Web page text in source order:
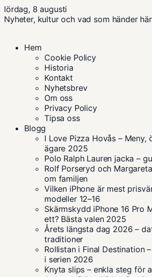
lördag, 8 augusti
Nyheter, kultur och vad som händer
Hem
Cookie Policy
Historia
Kontakt
Nyhetsbrev
Om oss
Privacy Policy
Tipsa oss
Blogg
I Love Pizza Hovås – Meny,
ägare 2025
Polo Ralph Lauren jacka –
Rolf Porseryd och
om familjen
Vilken iPhone är mest
modeller 12–16
Skärmskydd iPhone 16 Pro
ett? Bästa valen 2025
Årets längsta dag 2026 –
traditioner
Rollistan i Final Destination
i serien 2026
Knyta slips – enkla steg för